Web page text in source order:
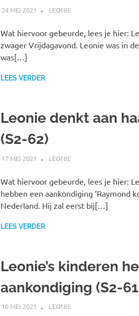
24 MEI 2021 MARJOLEIN
LEONIE
Wat hiervoor gebeurde, lees je hier:
zwager Vrijdagavond. Leonie was in
was[…]
LEES VERDER
Leonie denkt aan
(S2-62)
17 MEI 2021 MARJOLEIN
LEONIE
Wat hiervoor gebeurde, lees je hier:
hebben een aankondiging ‘Raymond
Nederland. Hij zal eerst bij[…]
LEES VERDER
Leonie’s kinderen
aankondiging (S2-
10 MEI 2021 MARJOLEIN
LEONIE